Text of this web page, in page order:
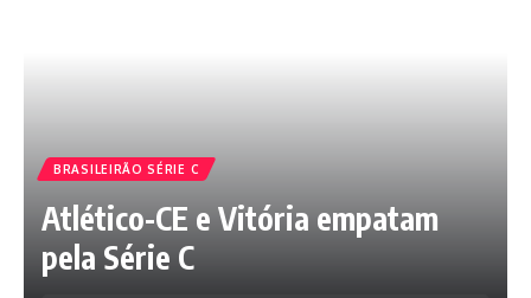
BRASILEIRÃO SÉRIE C
Atlético-CE e Vitória empatam
pela Série C